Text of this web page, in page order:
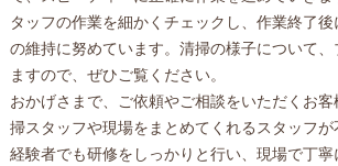
タッフの作業を細かくチェックし、作業終了
の維持に努めています。清掃の様子について
ますので、ぜひご覧ください。
おかげさまで、ご依頼やご相談をいただくお
掃スタッフや現場をまとめてくれるスタッフ
経験者でも研修をしっかりと行い、現場で丁